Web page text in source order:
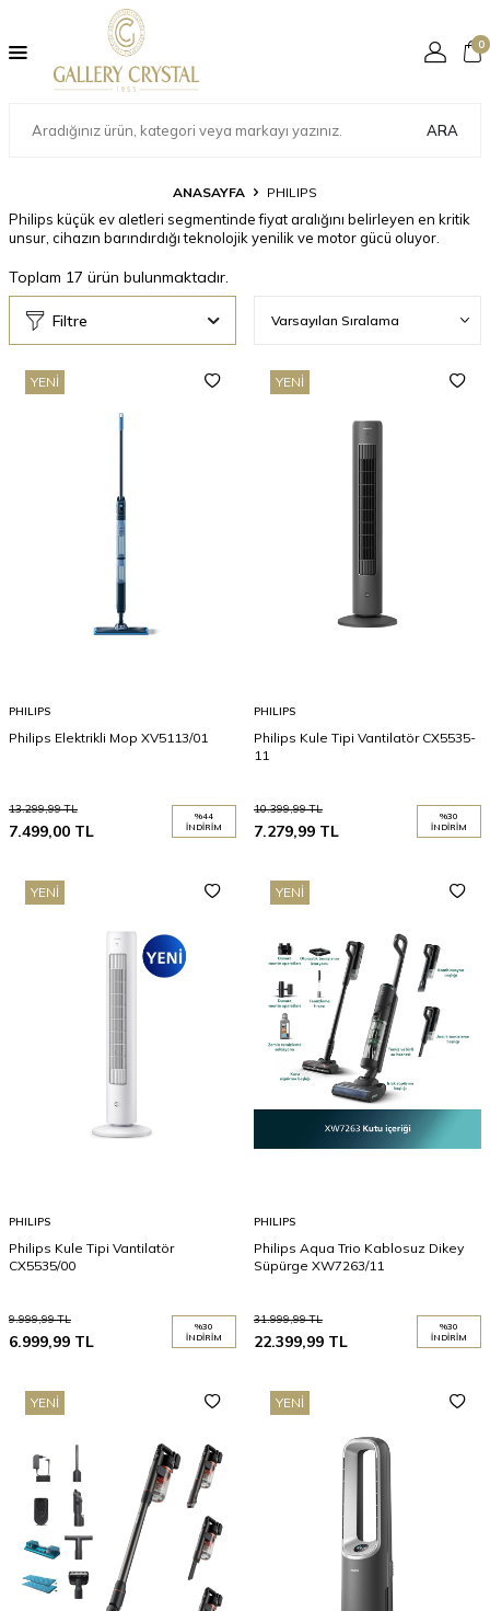
ARA
0
ANASAYFA PHILIPS
Philips küçük ev aletleri segmentinde fiyat aralığını belirleyen en kritik
unsur, cihazın barındırdığı teknolojik yenilik ve motor gücü oluyor.
Toplam 17 ürün bulunmaktadır.
Filtre
YENI
PHILIPS
Philips Elektrikli Mop XV5113/01
13.299,99TL
7.499,00 TL
%44
İNDIRIM
YENI
PHILIPS
Philips Kule Tipi Vantilatör CX5535-
11
10.399,99TL
7.279,99 TL
%30
İNDIRIM
YENI
PHILIPS
Philips Kule Tipi Vantilatör
CX5535/00
9.999,99TL
6.999,99 TL
%30
İNDIRIM
YENI
PHILIPS
Philips Aqua Trio Kablosuz Dikey
Süpürge XW7263/11
31.999,99TL
22.399,99 TL
%30
İNDIRIM
YENI YENI